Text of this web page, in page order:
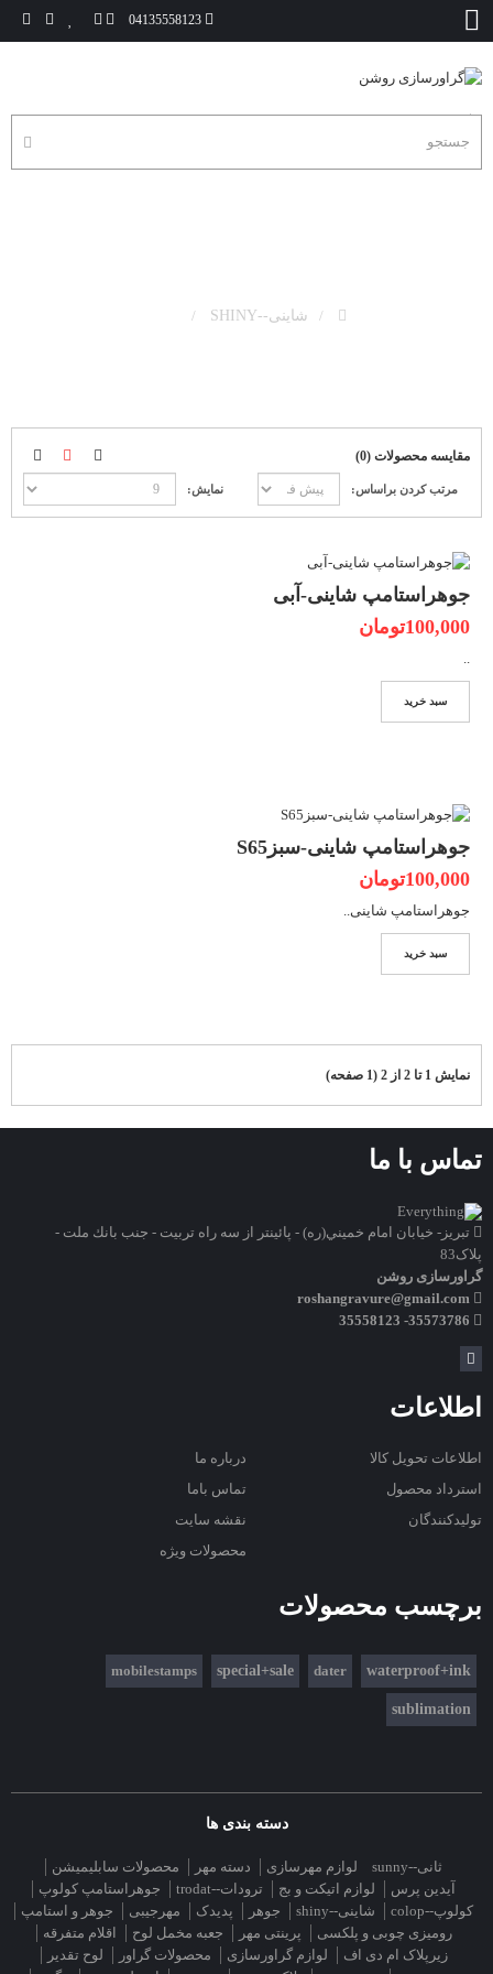
04135558123
شاینی--SHINY
مقایسه محصولات (0)
مرتب کردن براساس: نمایش:
جوهراستامپ شاینی-آبی
100,000تومان
..
سبد خرید
جوهراستامپ شاینی-سبزS65
100,000تومان
جوهراستامپ شاینی..
سبد خرید
نمایش 1 تا 2 از 2 (1 صفحه)
تماس با ما
تبريز- خيابان امام خميني(ره) - پائينتر از سه راه تربيت - جنب بانك ملت -
پلاک83
گراورسازی روشن
roshangravure@gmail.com
35573786- 35558123
اطلاعات
درباره ما
اطلاعات تحویل کالا
تماس باما
استرداد محصول
نقشه سایت
تولیدکنندگان
محصولات ویژه
برچسب محصولات
waterproof+ink
dater
special+sale
mobilestamps
sublimation
دسته بندی ها
ثانی--sunny لوازم مهرسازی دسته مهر
محصولات سابلیمیشن
آیدین پرس
لوازم اتیکت و بج ترودات--trodat
جوهراستامپ کولوپ
کولوپ--colop
شاینی--shiny جوهر پدیدک مهرجیبی
جوهر و استامپ
رومیزی چوبی و پلکسی
پرینتی مهر جعبه مخمل لوح
اقلام متفرقه
زیرپلاک ام دی اف
لوازم گراورسازی محصولات گراور
لوح تقدیر